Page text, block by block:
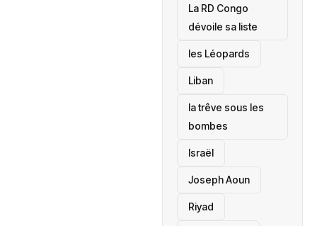
La RD Congo
dévoile sa liste
les Léopards
‎Liban
la trêve sous les
bombes
Israël
Joseph Aoun
Riyad